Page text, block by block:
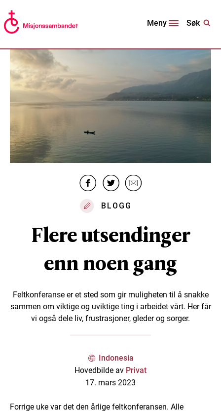
Meny Søk
BLOGG
Flere utsendinger
enn noen gang
Feltkonferanse er et sted som gir muligheten til å snakke
sammen om viktige og uviktige ting i arbeidet vårt. Her får
vi også dele liv, frustrasjoner, gleder og sorger.
Indonesia
Hovedbilde av Privat
17. mars 2023
Forrige uke var det den årlige feltkonferansen. Alle